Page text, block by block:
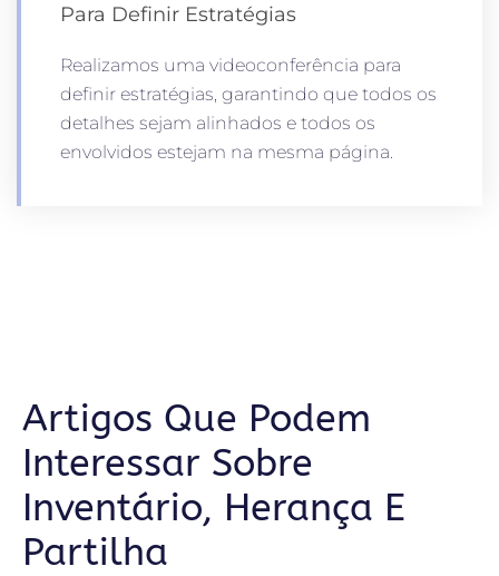
Para Definir Estratégias
Realizamos uma videoconferência para
definir estratégias, garantindo que todos os
detalhes sejam alinhados e todos os
envolvidos estejam na mesma página.
Artigos Que Podem
Interessar Sobre
Inventário, Herança E
Partilha